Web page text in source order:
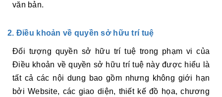
văn bản.
2. Điều khoản về quyền sở hữu trí tuệ
Đối tượng quyền sở hữu trí tuệ trong phạm vi của
Điều khoản về quyền sở hữu trí tuệ này được hiểu là
tất cả các nội dung bao gồm nhưng không giới hạn
bởi Website, các giao diện, thiết kế đồ họa, chương